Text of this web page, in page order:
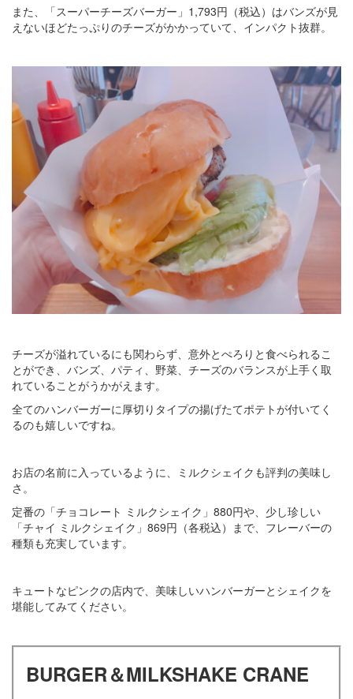
また、「スーパーチーズバーガー」1,793円（税込）はバンズが見
えないほどたっぷりのチーズがかかっていて、インパクト抜群。
チーズが溢れているにも関わらず、意外とぺろりと食べられるこ
とができ、バンズ、パティ、野菜、チーズのバランスが上手く取
れていることがうかがえます。
全てのハンバーガーに厚切りタイプの揚げたてポテトが付いてく
るのも嬉しいですね。
お店の名前に入っているように、ミルクシェイクも評判の美味し
さ。
定番の「チョコレート ミルクシェイク」880円や、少し珍しい
「チャイ ミルクシェイク」869円（各税込）まで、フレーバーの
種類も充実しています。
キュートなピンクの店内で、美味しいハンバーガーとシェイクを
堪能してみてください。
BURGER＆MILKSHAKE CRANE